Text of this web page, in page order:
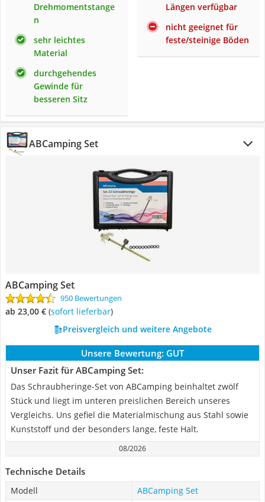
Drehmomentstange
n
sehr leichtes
Material
durchgehendes
Gewinde für
besseren Sitz
Längen verfügbar
nicht geeignet für
feste/steinige Böden
ABCamping Set
ABCamping Set
950 Bewertungen
ab 23,00 € ( Sofort lieferbar)
Preisvergleich und weitere Angebote
Unsere Bewertung: GUT
Unser Fazit für ABCamping Set:
Das Schraubheringe-Set von ABCamping beinhaltet zwölf
Stück und liegt im unteren preislichen Bereich unseres
Vergleichs. Uns gefiel die Materialmischung aus Stahl sowie
Kunststoff und der besonders lange, feste Halt.
08/2026
Technische Details
Modell
ABCamping Set